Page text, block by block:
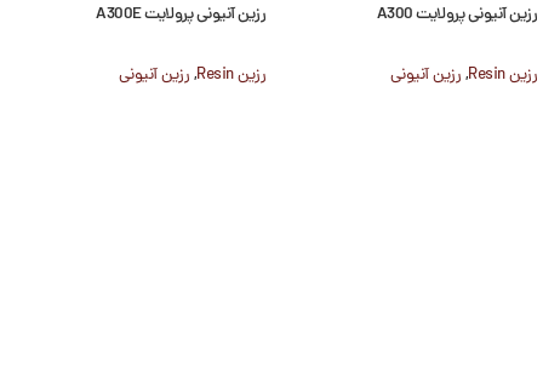
رزین آنیونی پرولایت A300
رزین Resin ,رزین آنیونی
رزین آنیونی پرولایت A300E
رزین Resin ,رزین آنیونی